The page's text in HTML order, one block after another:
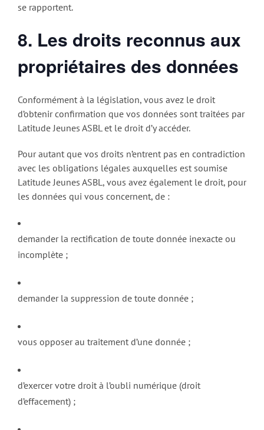
se rapportent.
8. Les droits reconnus aux
propriétaires des données
Conformément à la législation, vous avez le droit
d’obtenir confirmation que vos données sont traitées par
Latitude Jeunes ASBL et le droit d’y accéder.
Pour autant que vos droits n’entrent pas en contradiction
avec les obligations légales auxquelles est soumise
Latitude Jeunes ASBL, vous avez également le droit, pour
les données qui vous concernent, de :
demander la rectification de toute donnée inexacte ou
incomplète ;
demander la suppression de toute donnée ;
vous opposer au traitement d’une donnée ;
d’exercer votre droit à l’oubli numérique (droit
d’effacement) ;